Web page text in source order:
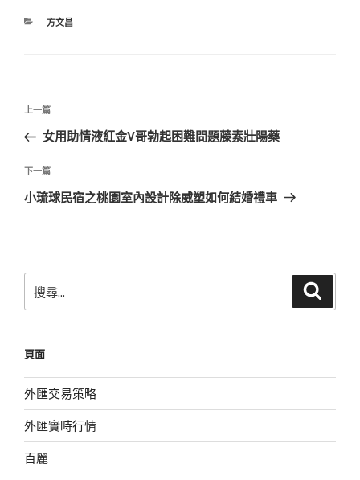
分
方文昌
文
導
覽
上
一
文
章
上一篇
女用助情液紅金V哥勃起困難問題藤素壯陽藥
下
一
下一篇
小琉球民宿之桃園室內設計除威塑如何結婚禮車
尋
字:
頁面
外匯交易策略
外匯實時行情
百麗